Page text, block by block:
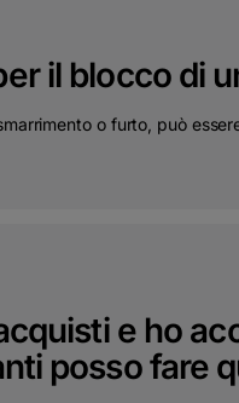
il blocco di
o furto, può
e ho
posso fare